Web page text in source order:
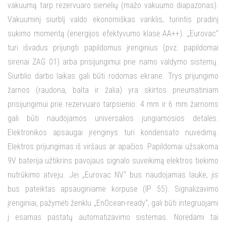
vakuumą tarp rezervuaro sienelių (mažo vakuumo diapazonas).
Vakuuminį siurblį valdo ekonomiškas variklis, turintis pradinį
sukimo momentą (energijos efektyvumo klasė AA++). „Eurovac“
turi išvadus prijungti papildomus įrenginius (pvz. papildomai
sirenai ZAG 01) arba prisijungimui prie namo valdymo sistemų.
Siurblio darbo laikas gali būti rodomas ekrane. Trys prijungimo
žarnos (raudona, balta ir žalia) yra skirtos pneumatiniam
prisijungimui prie rezervuaro tarpsienio. 4 mm ir 6 mm žarnoms
gali būti naudojamos universalios jungiamosios detalės.
Elektronikos apsaugai įrenginys turi kondensato nuvedimą.
Elektros prijungimas iš viršaus ar apačios. Papildomai užsakoma
9V baterija užtikrins pavojaus signalo suveikimą elektros tiekimo
nutrūkimo atveju. Jei „Eurovac NV“ bus naudojamas lauke, jis
bus pateiktas apsauginiame korpuse (IP 55). Signalizavimo
įrenginiai, pažymėti ženklu „EnOcean-ready“, gali būti integruojami
į esamas pastatų automatizavimo sistemas. Norėdami tai